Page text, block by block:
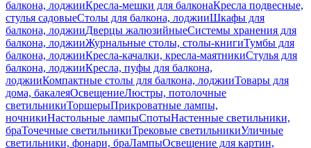
балкона, лоджииКресла-мешки для балконаКресла подвесные,
стулья садовыеСтолы для балкона, лоджииШкафы для
балкона, лоджииДверцы жалюзийныеСистемы хранения для
балкона, лоджииЖурнальные столы, столы-книгиТумбы для
балкона, лоджииКресла-качалки, кресла-маятникиСтулья для
балкона, лоджииКресла, пуфы для балкона,
лоджииКомпактные столы для балкона, лоджииТовары для
дома, бакалеяОсвещениеЛюстры, потолочные
светильникиТоршерыПрикроватные лампы,
ночникиНастольные лампыСпотыНастенные светильники,
браТочечные светильникиТрековые светильникиУличные
светильники, фонари, браЛампыОсвещение для картин,